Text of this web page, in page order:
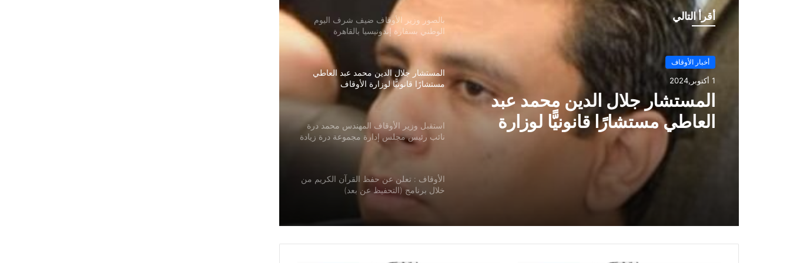
أقرأ التالي
أخبار الأوقاف
1 أكتوبر,2024
المستشار جلال الدين محمد عبد
العاطي مستشارًا قانونيًّا لوزارة
الأوقاف
أخبار الأوقاف
استقبل وزير الأوقاف المهندس
محمد درة نائب رئيس مجلس إدارة
مجموعة درة زيادة الجائزة الأولي
إلي مليون جنيه
المستشار جلال الدين محمد عبد العاطي
مستشارًا قانونيًّا لوزارة الأوقاف
استقبل وزير الأوقاف المهندس محمد درة
نائب رئيس مجلس إدارة مجموعة درة زيادة
الجائزة الأولي إلي مليون جنيه
ﷺ بذوي الهمم”